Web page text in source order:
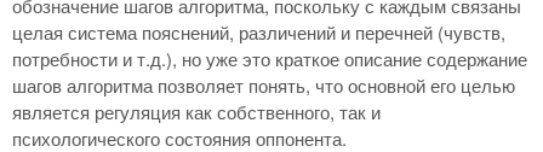
обозначение шагов алгоритма, поскольку с каждым связаны
целая система пояснений, различений и перечней (чувств,
потребности и т.д.), но уже это краткое описание содержание
шагов алгоритма позволяет понять, что основной его целью
является регуляция как собственного, так и
психологического состояния оппонента.